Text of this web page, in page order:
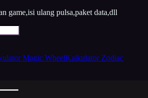
game,isi ulang pulsa,paket data,dll
Magic WheelKalkulator Zodiac